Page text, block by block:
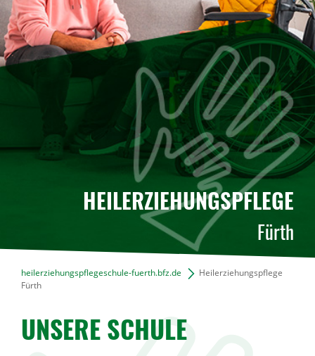
Standorte
HEILERZIEHUNGSPFLEGE
Fürth
heilerziehungspflegeschule-fuerth.bfz.de
Heilerziehungspflege
Fürth
UNSERE SCHULE